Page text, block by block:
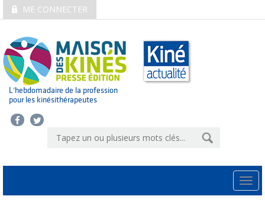
ME CONNECTER
L’hebdomadaire de la profession
pour les kinésithérapeutes